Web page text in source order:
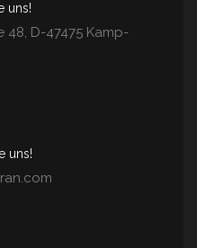
uns!
48, D-47475 Kamp-
uns!